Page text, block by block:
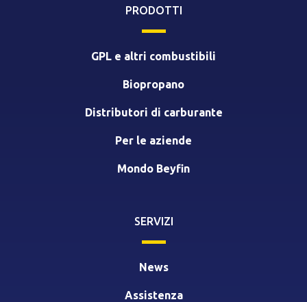
PRODOTTI
GPL e altri combustibili
Biopropano
Distributori di carburante
Per le aziende
Mondo Beyfin
SERVIZI
News
Assistenza